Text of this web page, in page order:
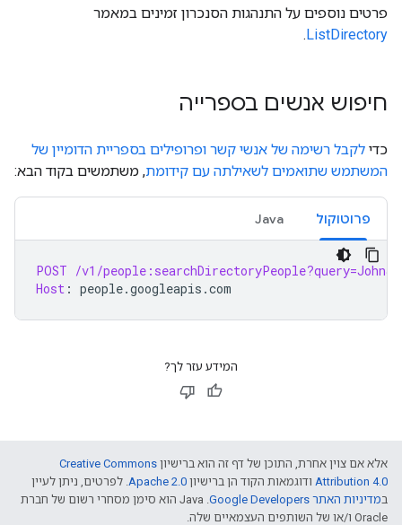
פרטים נוספים על התנהגות הסנכרון זמינים במאמר
ListDirectory
.
חיפוש אנשים בספרייה
כדי לקבל רשימה של אנשי קשר ופרופילים בספריית הדומיין של
המשתמש שתואמים לשאילתה עם קידומת, משתמשים בקוד הבא:
פרוטוקול Java
POST /v1/
Host : people.googleapis.com
המידע עזר לך?
אלא אם צוין אחרת, התוכן של דף זה הוא ברישיון Creative Commons
Attribution 4.0 ודוגמאות הקוד הן ברישיון Apache 2.0. לפרטים, ניתן לעיין
במדיניות האתר Google Developers‏
.‏ Java הוא סימן מסחרי רשום של חברת
Oracle ו/או של השותפים העצמאיים שלה.